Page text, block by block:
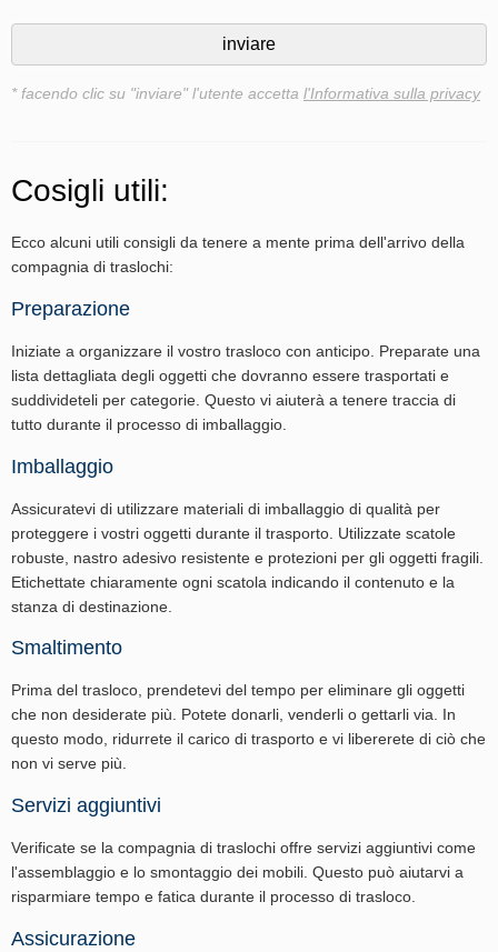
* facendo clic su "inviare" l'utente accetta l'Informativa sulla privacy
Cosigli utili:
Ecco alcuni utili consigli da tenere a mente prima dell'arrivo della
compagnia di traslochi:
Preparazione
Iniziate a organizzare il vostro trasloco con anticipo. Preparate una
lista dettagliata degli oggetti che dovranno essere trasportati e
suddivideteli per categorie. Questo vi aiuterà a tenere traccia di
tutto durante il processo di imballaggio.
Imballaggio
Assicuratevi di utilizzare materiali di imballaggio di qualità per
proteggere i vostri oggetti durante il trasporto. Utilizzate scatole
robuste, nastro adesivo resistente e protezioni per gli oggetti fragili.
Etichettate chiaramente ogni scatola indicando il contenuto e la
stanza di destinazione.
Smaltimento
Prima del trasloco, prendetevi del tempo per eliminare gli oggetti
che non desiderate più. Potete donarli, venderli o gettarli via. In
questo modo, ridurrete il carico di trasporto e vi libererete di ciò che
non vi serve più.
Servizi aggiuntivi
Verificate se la compagnia di traslochi offre servizi aggiuntivi come
l'assemblaggio e lo smontaggio dei mobili. Questo può aiutarvi a
risparmiare tempo e fatica durante il processo di trasloco.
Assicurazione